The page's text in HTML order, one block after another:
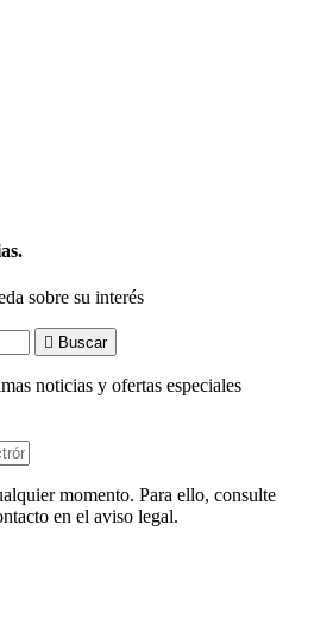
sobre su interés
 Buscar
noticias y ofertas especiales
momento. Para ello, consulte
en el aviso legal.